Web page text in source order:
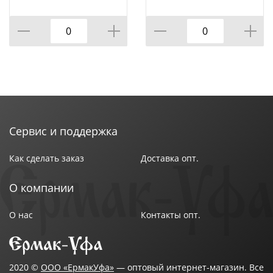
Вес (брутто): 0.905
Размер изделия: 86х77х25 мм
Индивидуальная упаковка : Коробка
Сервис и поддержка
Как сделать заказ Доставка опт.
О компании
О нас Контакты опт.
2020 © ООО «ЕрмакУфа» — оптовый интернет-магазин. Все